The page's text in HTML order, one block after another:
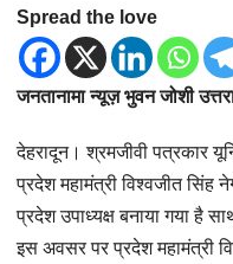
Spread the love
जनतानामा न्यूज़ भुवन जोशी
देहरादून। श्रमजीवी पत्रकार
प्रदेश महामंत्री विश्वजीत सिंह
प्रदेश उपाध्यक्ष बनाया गया है
इस अवसर पर प्रदेश महामंत्री